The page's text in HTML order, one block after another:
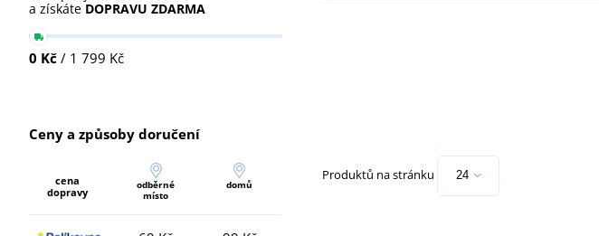
a získáte DOPRAVU ZDARMA
0 Kč / 1 799 Kč
Ceny a způsoby doručení
cena
dopravy
odběrné
místo
domů
Produktů na stránku